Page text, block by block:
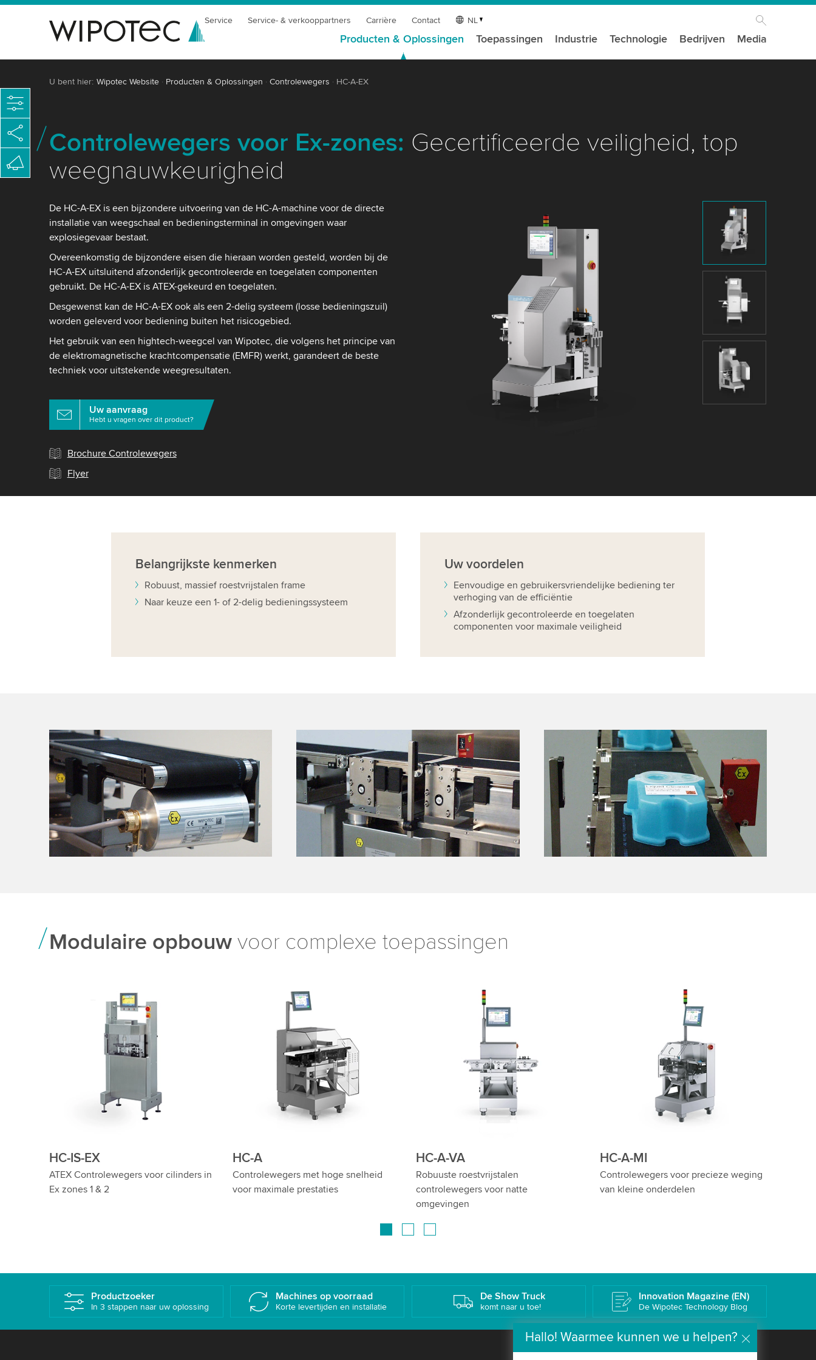
Service Service- & verkooppartners Carrière Contact NL
Producten & Oplossingen Toepassingen Industrie Technologie Bedrijven Media
U bent hier: Wipotec Website Producten & Oplossingen Controlewegers HC-A-EX
Controlewegers voor Ex-zones: Gecertificeerde veiligheid, top
weegnauwkeurigheid
De HC-A-EX is een bijzondere uitvoering van de HC-A-machine voor de directe
installatie van weegschaal en bedieningsterminal in omgevingen waar
explosiegevaar bestaat.
Overeenkomstig de bijzondere eisen die hieraan worden gesteld, worden bij de
HC-A-EX uitsluitend afzonderlijk gecontroleerde en toegelaten componenten
gebruikt. De HC-A-EX is ATEX-gekeurd en toegelaten.
Desgewenst kan de HC-A-EX ook als een 2-delig systeem (losse bedieningszuil)
worden geleverd voor bediening buiten het risicogebied.
Het gebruik van een hightech-weegcel van Wipotec, die volgens het principe van
de elektromagnetische krachtcompensatie (EMFR) werkt, garandeert de beste
techniek voor uitstekende weegresultaten.
Uw aanvraag
Hebt u vragen over dit product?
Brochure Controlewegers
Flyer
Belangrijkste kenmerken
Robuust, massief roestvrijstalen frame
Naar keuze een 1- of 2-delig bedieningssysteem
Uwvoordelen
Eenvoudige en gebruikersvriendelijke bediening ter
verhoging van de efficiëntie
Afzonderlijk gecontroleerde en toegelaten
componenten voor maximale veiligheid
Modulaire opbouwvoor complexe toepassingen
HC-A met metaaldetectie
Hoogprecieze controlewegers met
metaaldetector voor omvattende
HC-A-Multitrack
Precieze multi-track controlewegers:
Efficiëntie op elk spoor
HC-A-VI
Controleweger met optische inspectie
HC-A-IS-WD
Wash Down controlewegers voor
cilindrische producten
Hallo! Waarmee kunnen we u helpen?
Productzoeker
In 3 stappen naar uw oplossing
Machines op voorraad
Korte levertijden en installatie
De Show Truck
komt naar u toe!
Innovation Magazine (EN)
De Wipotec Technology Blog